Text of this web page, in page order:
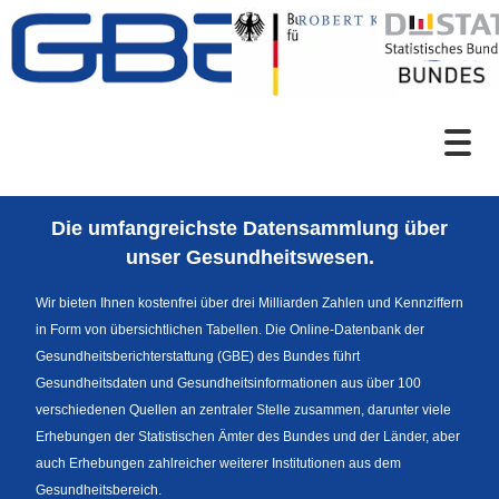
Zum Inhalt
Sprachumschaltung
Die umfangreichste Datensammlung über
unser Gesundheitswesen.
Wir bieten Ihnen kostenfrei über drei Milliarden Zahlen und Kennziffern
in Form von übersichtlichen Tabellen. Die Online-Datenbank der
Gesundheitsberichterstattung (GBE) des Bundes führt
Gesundheitsdaten und Gesundheitsinformationen aus über 100
verschiedenen Quellen an zentraler Stelle zusammen, darunter viele
Erhebungen der Statistischen Ämter des Bundes und der Länder, aber
auch Erhebungen zahlreicher weiterer Institutionen aus dem
Gesundheitsbereich.